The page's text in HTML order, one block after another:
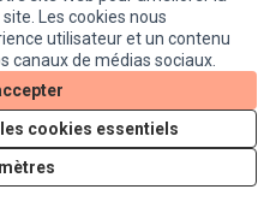
Les cookies nous
utilisateur et un contenu
canaux de médias sociaux.
cookies essentiels
.
Licence
(Lien